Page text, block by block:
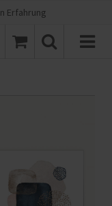
Erfahrung